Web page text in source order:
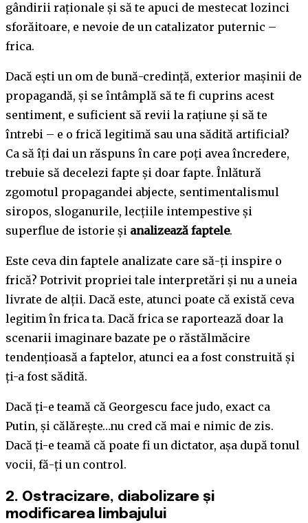
gândirii raționale și să te apuci de mestecat lozinci
sforăitoare, e nevoie de un catalizator puternic –
frica.
Dacă ești un om de bună-credință, exterior mașinii de
propagandă, și se întâmplă să te fi cuprins acest
sentiment, e suficient să revii la rațiune și să te
întrebi – e o frică legitimă sau una sădită artificial?
Ca să îți dai un răspuns în care poți avea încredere,
trebuie să decelezi fapte și doar fapte. Înlătură
zgomotul propagandei abjecte, sentimentalismul
siropos, sloganurile, lecțiile intempestive și
superflue de istorie și analizează faptele.
Este ceva din faptele analizate care să-ți inspire o
frică? Potrivit propriei tale interpretări și nu a uneia
livrate de alții. Dacă este, atunci poate că există ceva
legitim în frica ta. Dacă frica se raportează doar la
scenarii imaginare bazate pe o răstălmăcire
tendențioasă a faptelor, atunci ea a fost construită și
ți-a fost sădită.
Dacă ți-e teamă că Georgescu face judo, exact ca
Putin, și călărește…nu cred că mai e nimic de zis.
Dacă ți-e teamă că poate fi un dictator, așa după tonul
vocii, fă-ți un control.
2. Ostracizare, diabolizare și
modificarea limbajului